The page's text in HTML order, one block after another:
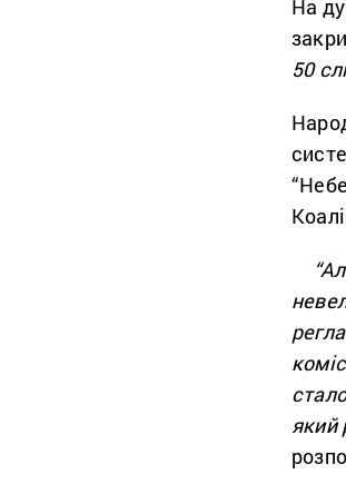
На
50
який